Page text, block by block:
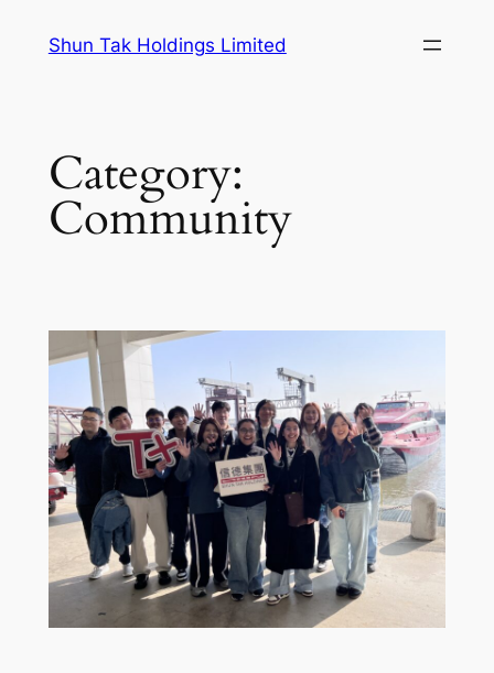
Shun Tak Holdings Limited
Category:
Community